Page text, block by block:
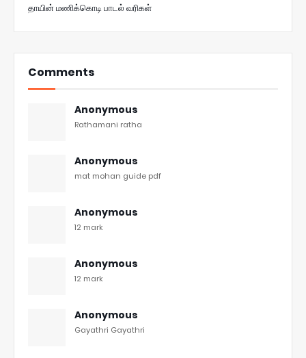
தாயின் மணிக்கொடி பாடல் வரிகள்
Comments
Anonymous
Rathamani ratha
Anonymous
mat mohan guide pdf
Anonymous
12 mark
Anonymous
12 mark
Anonymous
Gayathri Gayathri